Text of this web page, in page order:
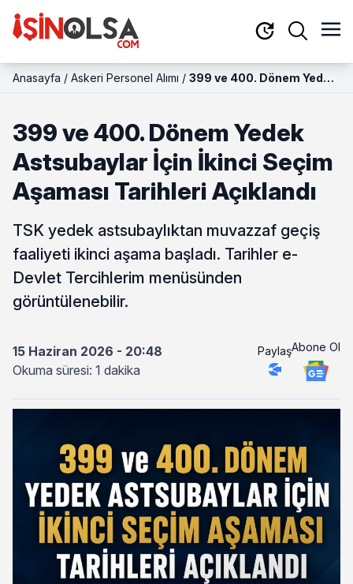
Anasayfa / Askeri Personel Alımı / 399 ve 400. Dönem Yedek
Açıklandı
399 ve 400. Dönem Yedek
Astsubaylar İçin İkinci Seçim
Aşaması Tarihleri Açıklandı
TSK yedek astsubaylıktan muvazzaf geçiş
faaliyeti ikinci aşama başladı. Tarihler e-
Devlet Tercihlerim menüsünden
görüntülenebilir.
15 Haziran 2026 - 20:48
Okuma süresi: 1 dakika
PaylaşAbone Ol